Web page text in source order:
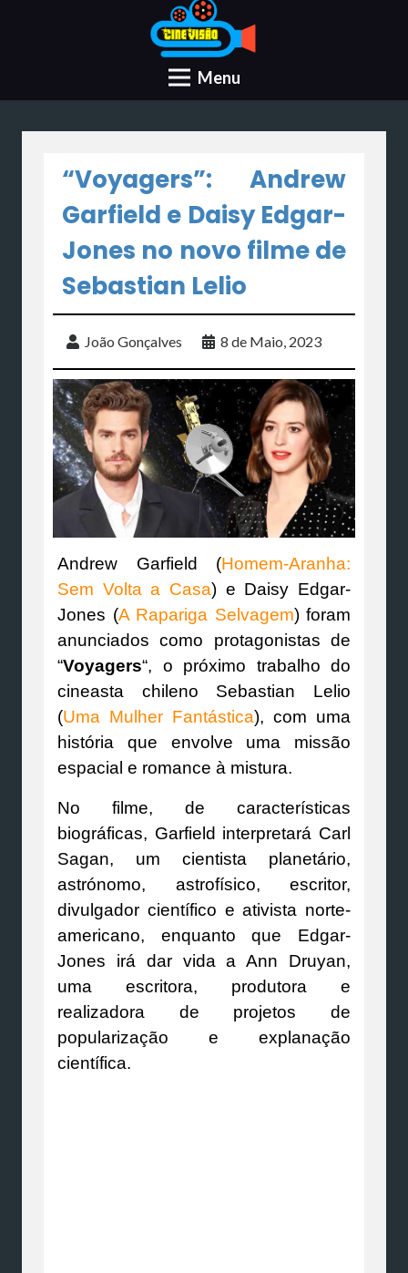
Menu
“Voyagers”: Andrew
Garfield e Daisy Edgar-
Jones no novo filme de
Sebastian Lelio
João Gonçalves 8 de Maio, 2023
Andrew Garfield (Homem-Aranha:
Sem Volta a Casa) e Daisy Edgar-
Jones (A Rapariga Selvagem) foram
anunciados como protagonistas de
“Voyagers“, o próximo trabalho do
cineasta chileno Sebastian Lelio
(Uma Mulher Fantástica), com uma
história que envolve uma missão
espacial e romance à mistura.
No filme, de características
biográficas, Garfield interpretará Carl
Sagan, um cientista planetário,
astrónomo, astrofísico, escritor,
divulgador científico e ativista norte-
americano, enquanto que Edgar-
Jones irá dar vida a Ann Druyan,
uma escritora, produtora e
realizadora de projetos de
popularização e explanação
científica.